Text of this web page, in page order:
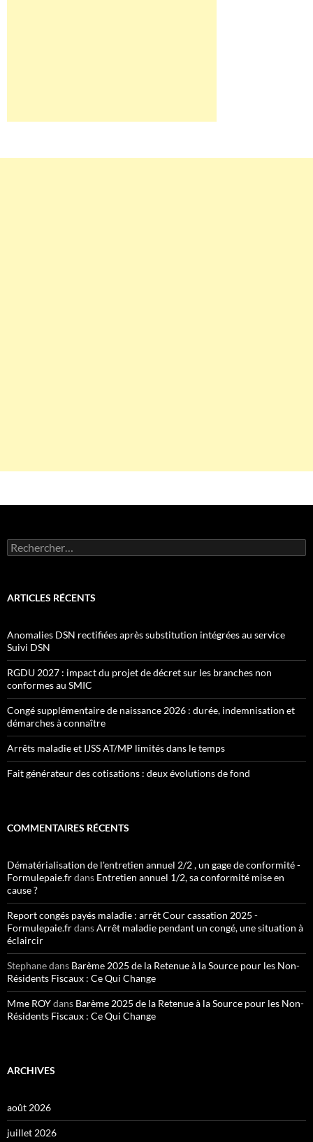
Rechercher :
ARTICLES RÉCENTS
Anomalies DSN rectifiées après substitution intégrées au service
Suivi DSN
RGDU 2027 : impact du projet de décret sur les branches non
conformes au SMIC
Congé supplémentaire de naissance 2026 : durée, indemnisation et
démarches à connaître
Arrêts maladie et IJSS AT/MP limités dans le temps
Fait générateur des cotisations : deux évolutions de fond
COMMENTAIRES RÉCENTS
Dématérialisation de l'entretien annuel 2/2 , un gage de conformité -
Formulepaie.frdans Entretien annuel 1/2, sa conformité mise en
cause ?
Report congés payés maladie : arrêt Cour cassation 2025 -
Formulepaie.frdansArrêt maladie pendant un congé, une situation à
éclaircir
Stephanedans Barème 2025 de la Retenue à la Source pour les Non-
Résidents Fiscaux : Ce Qui Change
Mme ROYdans Barème 2025 de la Retenue à la Source pour les Non-
Résidents Fiscaux : Ce Qui Change
ARCHIVES
août 2026
juillet 2026